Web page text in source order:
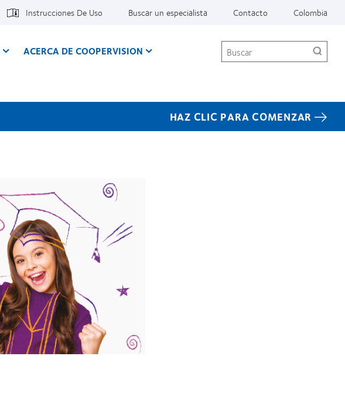
Instrucciones De Uso Buscar un especialista Contacto Colombia
ACERCA DE COOPERVISION Buscar
HAZ CLIC PARA COMENZAR